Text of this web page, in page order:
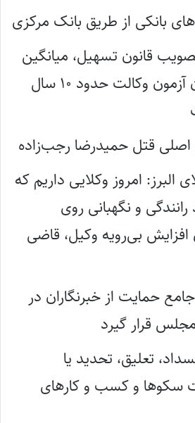
بانکی از طریق بانک مرکزی
قانون تسهیل، میانگین
سنی قبول‌شدگان آزمون وکالت حدود ۱۰ سال
قتل حمیدرضا رجب‌زاده
البرز: امروز وکلایی داریم که
و نگهبانی روی
افزایش بی‌رویه وکیل، قاضی
حمایت از خبرنگاران در
قرار گیرد
تعلیق، تحدید یا
سکوها و کسب و کارهای